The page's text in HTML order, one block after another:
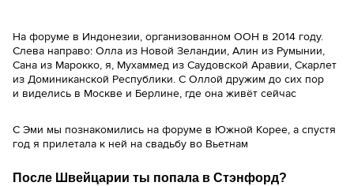
На форуме в Индонезии, организованном ООН в 2014 году.
Слева направо: Олла из Новой Зеландии, Алин из Румынии,
Сана из Марокко, я, Мухаммед из Саудовской Аравии, Скарлет
из Доминиканской Республики. С Оллой дружим до сих пор
и виделись в Москве и Берлине, где она живёт сейчас
С Эми мы познакомились на форуме в Южной Корее, а спустя
год я прилетала к ней на свадьбу во Вьетнам
После Швейцарии ты попала в Стэнфорд?